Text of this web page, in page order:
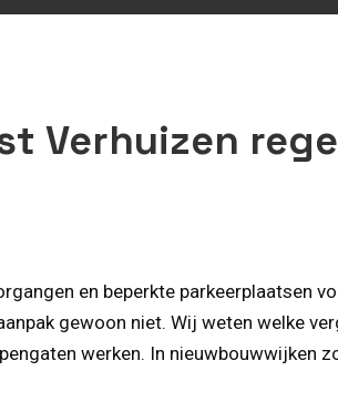
Verhuizen
en beperkte parkeerplaatsen
gewoon niet. Wij weten welke
werken. In nieuwbouwwijken